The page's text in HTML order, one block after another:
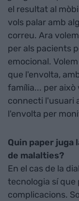
el resultat al
vols palar amb
correu. Ara
per als pacients
emocional.
que l'envolta,
família... per això
connecti l'usuari
l'envolta per
Quin paper juga
de malalties?
En el cas de la
tecnologia sí
complicacions.